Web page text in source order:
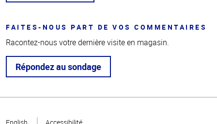
FAITES-NOUS PART DE VOS COMMENTAIRES
Racontez-nous votre dernière visite en magasin.
Répondez au sondage
English Accessibilité